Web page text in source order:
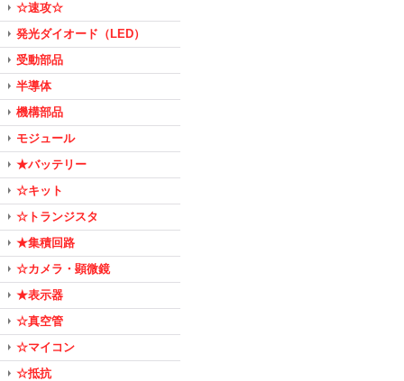
☆速攻☆
発光ダイオード（LED）
受動部品
半導体
機構部品
モジュール
★バッテリー
☆キット
☆トランジスタ
★集積回路
☆カメラ・顕微鏡
★表示器
☆真空管
☆マイコン
☆抵抗